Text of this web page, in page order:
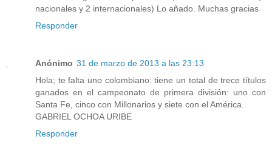
nacionales y 2 internacionales) Lo añado. Muchas gracias
Responder
Anónimo 31 de marzo de 2013 a las 23:13
Hola; te falta uno colombiano: tiene un total de trece títulos
ganados en el campeonato de primera división: uno con
Santa Fe, cinco con Millonarios y siete con el América.
GABRIEL OCHOA URIBE
Responder